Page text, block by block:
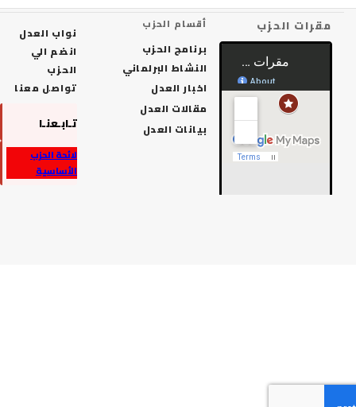
الحزب أقسام الحزب
برنامج الحزب
النشاط البرلماني
اخبار العدل
مقالات العدل
بيانات العدل
نواب العدل
انضم الي
تواصل معنا
تـابـعنـا
لائحة الحزب
الأساسية